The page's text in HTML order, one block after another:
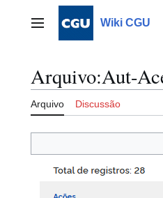
Menu principalWiki CGU
Arquivo:Aut-
Arquivo Discussão